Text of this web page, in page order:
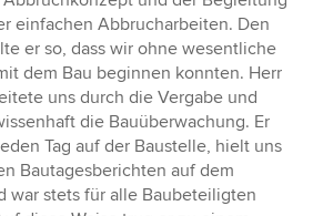
einfachen Abbrucharbeiten. Den
er so, dass wir ohne wesentliche
dem Bau beginnen konnten. Herr
uns durch die Vergabe und
die Bauüberwachung. Er
Tag auf der Baustelle, hielt uns
Bautagesberichten auf dem
war stets für alle Baubeteiligten